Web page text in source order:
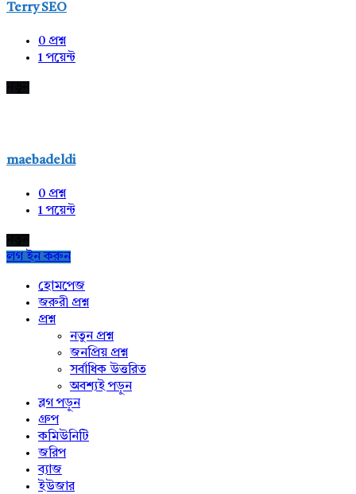
Terry SEO
0 প্রশ্ন
1পয়েন্ট
maebadeldi
0 প্রশ্ন
1পয়েন্ট
লগ ইন করুন
Exploreহোমপেজ
জরুরী প্রশ্ন
প্রশ্ন
নতুন প্রশ্ন
জনপ্রিয় প্রশ্ন
সর্বাধিক উত্তরিত
অবশ্যই পড়ুন
ব্লগ পড়ুন
গ্রুপ
কমিউনিটি
জরিপ
ব্যাজ
ইউজার